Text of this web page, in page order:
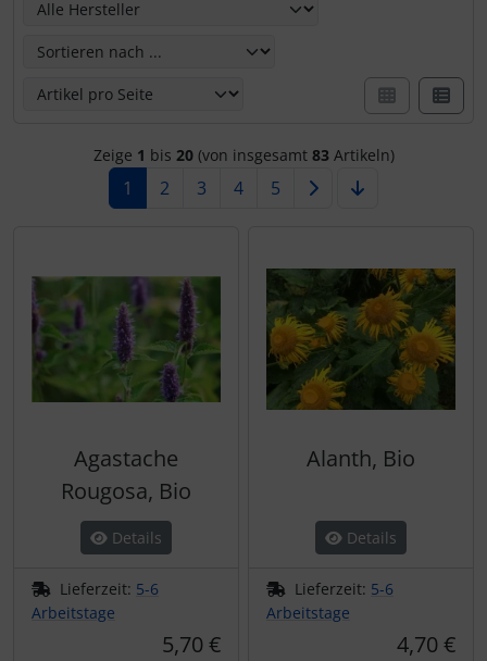
Zeige 1 bis 20(von insgesamt 83Artikeln)
1 2 3 4 5
Agastache
Rougosa, Bio
Details
Lieferzeit: 5-6
Arbeitstage
5,70 €
Alanth, Bio
Details
Lieferzeit: 5-6
Arbeitstage
4,70 €